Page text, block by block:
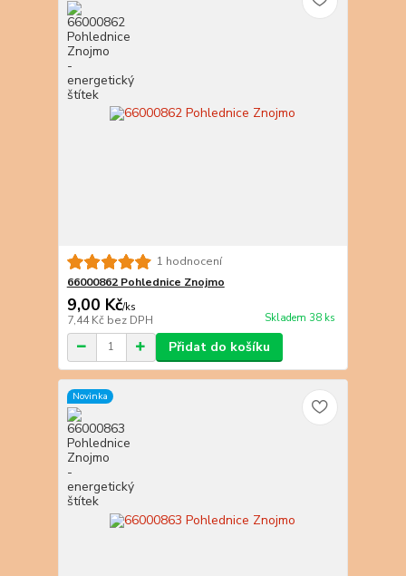
1 hodnocení
66000862 Pohlednice Znojmo
9,00 Kč/ks
7,44 Kč bez DPH Skladem 38 ks
Přidat do košíku
Novinka